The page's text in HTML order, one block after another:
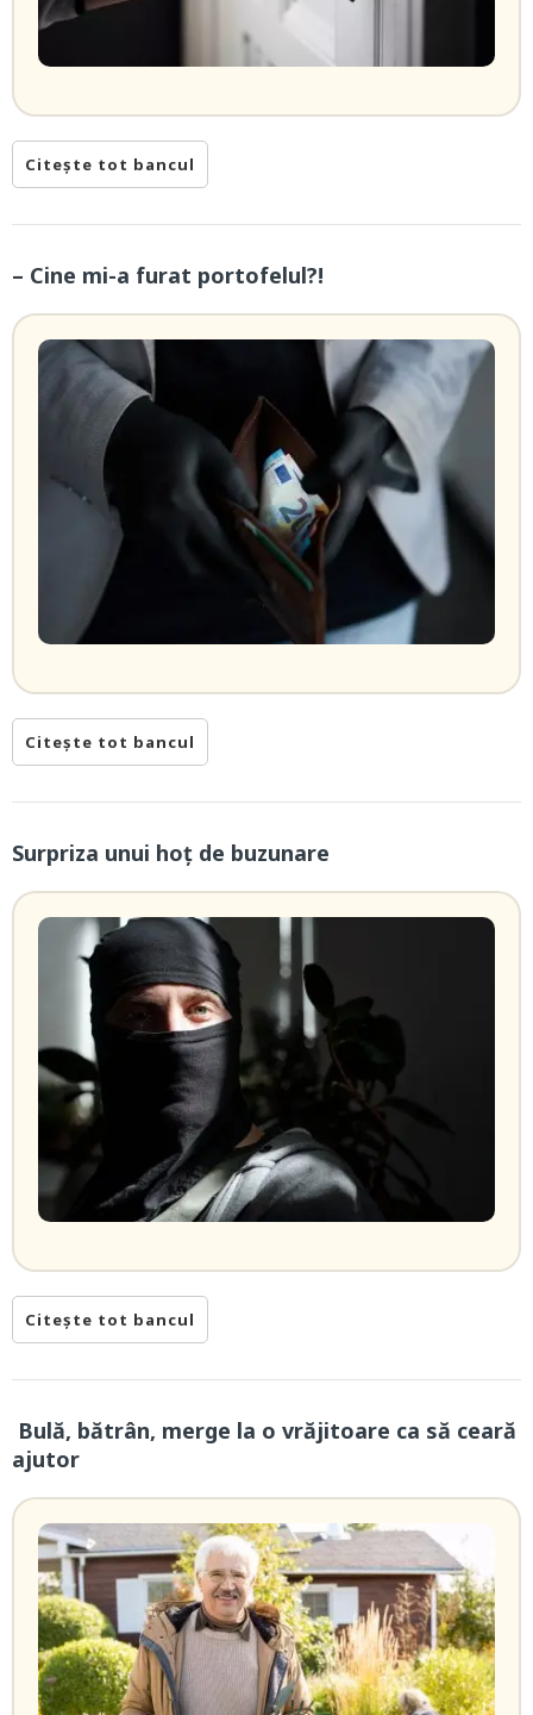
Citește tot bancul
– Cine mi-a furat portofelul?!
Citește tot bancul
Surpriza unui hoţ de buzunare
Citește tot bancul
Bulă, bătrân, merge la o vrăjitoare ca să ceară
ajutor